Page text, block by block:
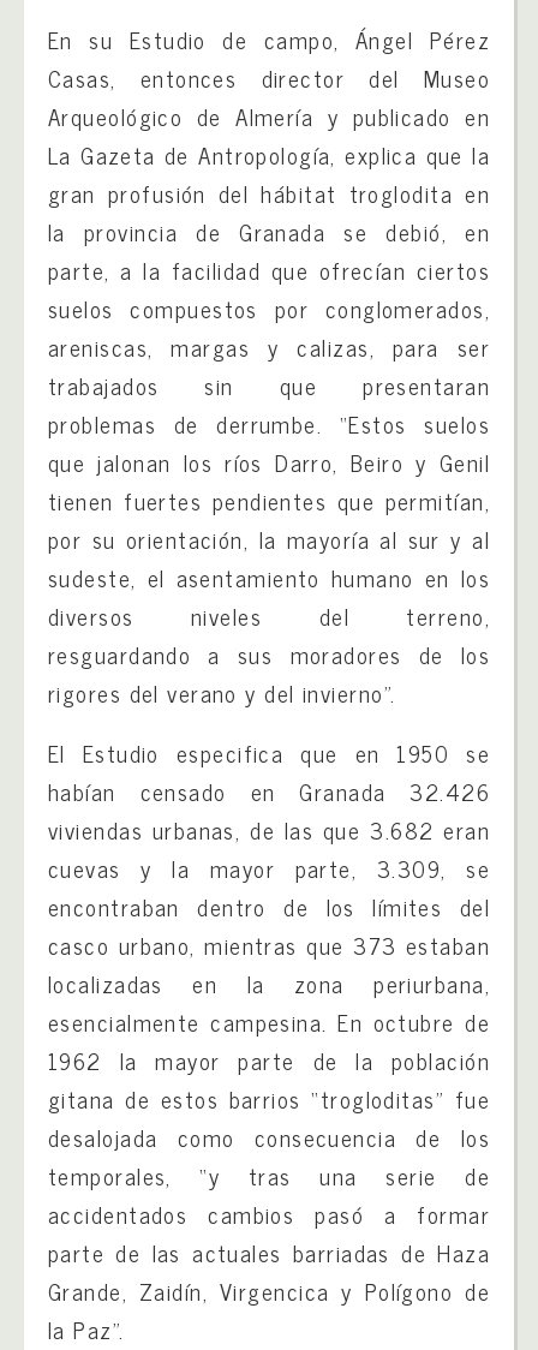
En su Estudio de campo, Ángel Pérez
Casas, entonces director del Museo
Arqueológico de Almería y publicado en
La Gazeta de Antropología, explica que la
gran profusión del hábitat troglodita en
la provincia de Granada se debió, en
parte, a la facilidad que ofrecían ciertos
suelos compuestos por conglomerados,
areniscas, margas y calizas, para ser
trabajados sin que presentaran
problemas de derrumbe. “Estos suelos
que jalonan los ríos Darro, Beiro y Genil
tienen fuertes pendientes que permitían,
por su orientación, la mayoría al sur y al
sudeste, el asentamiento humano en los
diversos niveles del terreno,
resguardando a sus moradores de los
rigores del verano y del invierno”.
El Estudio especifica que en 1950 se
habían censado en Granada 32.426
viviendas urbanas, de las que 3.682 eran
cuevas y la mayor parte, 3.309, se
encontraban dentro de los límites del
casco urbano, mientras que 373 estaban
localizadas en la zona periurbana,
esencialmente campesina. En octubre de
1962 la mayor parte de la población
gitana de estos barrios “trogloditas” fue
desalojada como consecuencia de los
temporales, “y tras una serie de
accidentados cambios pasó a formar
parte de las actuales barriadas de Haza
Grande, Zaidín, Virgencica y Polígono de
la Paz”.